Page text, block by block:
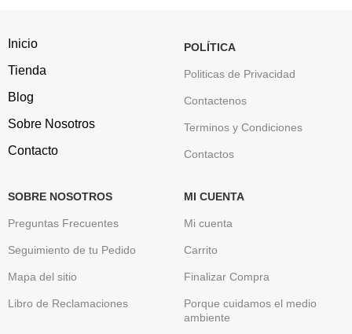
Inicio
Tienda
Blog
Sobre Nosotros
Contacto
POLÍTICA
Politicas de Privacidad
Contactenos
Terminos y Condiciones
Contactos
SOBRE NOSOTROS
Preguntas Frecuentes
Seguimiento de tu Pedido
Mapa del sitio
Libro de Reclamaciones
MI CUENTA
Mi cuenta
Carrito
Finalizar Compra
Porque cuidamos el medio
ambiente